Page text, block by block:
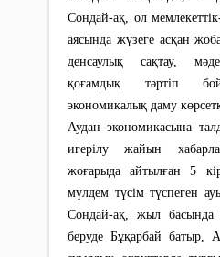
Сондай-ақ, ол
аясында жүзеге асқан
денсаулық сақтау,
қоғамдық тәртіп
экономикалық даму
Аудан экономикасына
игерілу жайын
жоғарыда айтылған 5
мүлдем түсім түспеген
Сондай-ақ, жыл басында
беруде Бұқарбай батыр,